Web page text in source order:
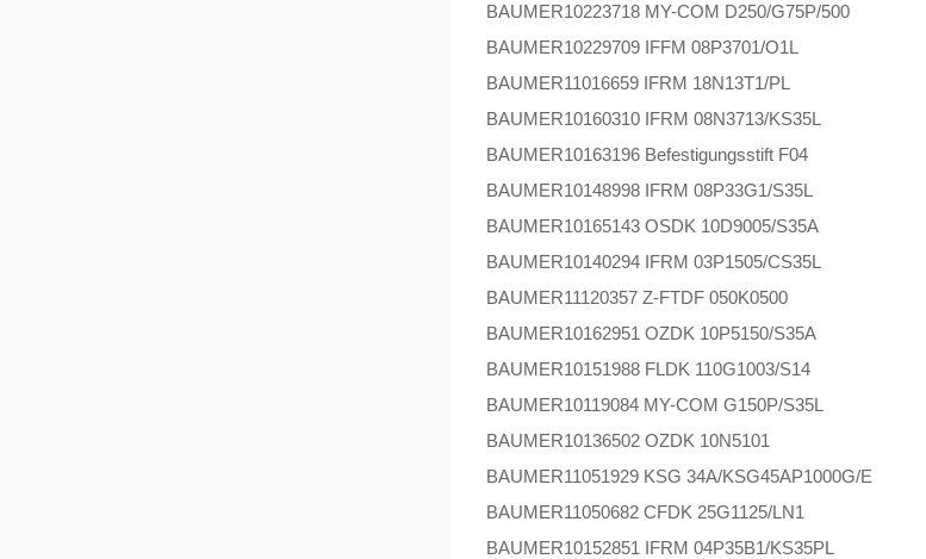
BAUMER10223718 MY-COM D250/G75P/500
BAUMER10229709 IFFM 08P3701/O1L
BAUMER11016659 IFRM 18N13T1/PL
BAUMER10160310 IFRM 08N3713/KS35L
BAUMER10163196 Befestigungsstift F04
BAUMER10148998 IFRM 08P33G1/S35L
BAUMER10165143 OSDK 10D9005/S35A
BAUMER10140294 IFRM 03P1505/CS35L
BAUMER11120357 Z-FTDF 050K0500
BAUMER10162951 OZDK 10P5150/S35A
BAUMER10151988 FLDK 110G1003/S14
BAUMER10119084 MY-COM G150P/S35L
BAUMER10136502 OZDK 10N5101
BAUMER11051929 KSG 34A/KSG45AP1000G/E
BAUMER11050682 CFDK 25G1125/LN1
BAUMER10152851 IFRM 04P35B1/KS35PL